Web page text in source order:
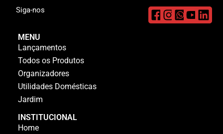
Siga-nos
MENU
Lançamentos
Todos os Produtos
Organizadores
Utilidades Domésticas
Jardim
INSTITUCIONAL
Home